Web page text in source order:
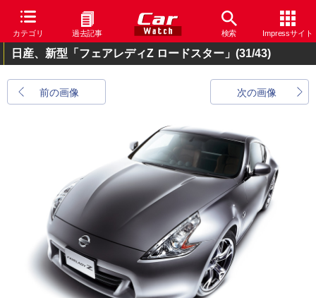
カテゴリ 過去記事 検索 Impressサイト
日産、新型「フェアレディZ ロードスター」 (31/43)
前の画像 次の画像